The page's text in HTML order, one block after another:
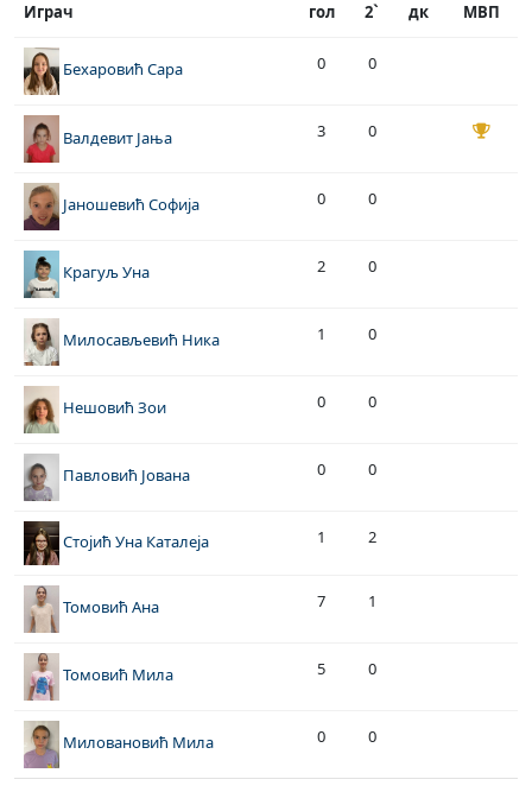
Играч гол 2` дк МВП
Бехаровић Сара 0 0
Валдевит Јања 3 0
Јаношевић Софија 0 0
Крагуљ Уна 2 0
Милосављевић Ника 1 0
Нешовић Зои 0 0
Павловић Јована 0 0
Стојић Уна Каталеја 1 2
Томовић Ана 7 1
Томовић Мила 5 0
Миловановић Мила 0 0